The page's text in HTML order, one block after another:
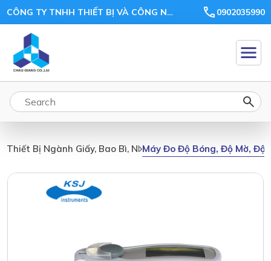
CÔNG TY TNHH THIẾT BỊ VÀ CÔNG NGHỆ CHÂU GIANG 0902035990
Thiết Bị Ngành Giấy, Bao Bì, Nhựa, GỗMáy Đo Độ Bóng, Độ Mờ, Độ